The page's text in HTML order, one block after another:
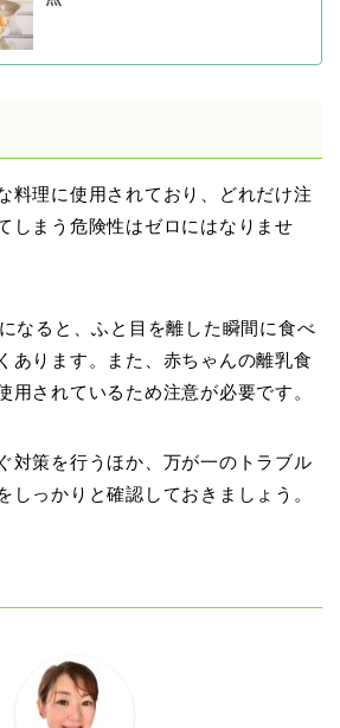
料理に使用されており、どれだけ注
しまう危険性はゼロにはなりませ
なると、ふと目を離した瞬間に食べ
あります。また、赤ちゃんの離乳食
用されているため注意が必要です。
対策を行うほか、万が一のトラブル
しっかりと確認しておきましょう。